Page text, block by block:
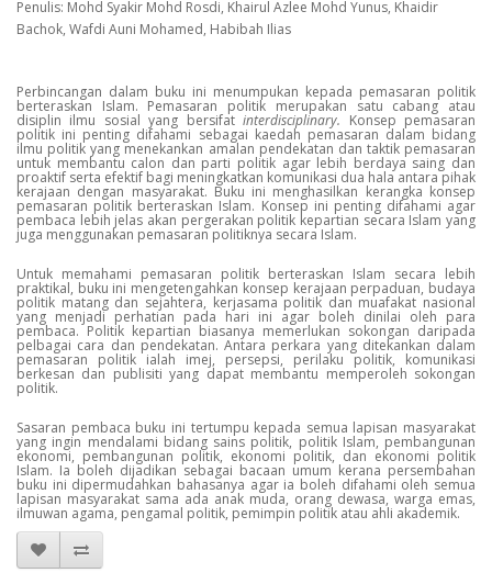
Penulis: Mohd Syakir Mohd Rosdi, Khairul Azlee Mohd Yunus, Khaidir
Bachok, Wafdi Auni Mohamed, Habibah Ilias
Perbincangan dalam buku ini menumpukan kepada pemasaran politik
berteraskan Islam. Pemasaran politik merupakan satu cabang atau
disiplin ilmu sosial yang bersifatinterdisciplinary. Konsep pemasaran
politik ini penting difahami sebagai kaedah pemasaran dalam bidang
ilmu politik yang menekankan amalan pendekatan dan taktik pemasaran
untuk membantu calon dan parti politik agar lebih berdaya saing dan
proaktif serta efektif bagi meningkatkan komunikasi dua hala antara pihak
kerajaan dengan masyarakat. Buku ini menghasilkan kerangka konsep
pemasaran politik berteraskan Islam. Konsep ini penting difahami agar
pembaca lebih jelas akan pergerakan politik kepartian secara Islam yang
juga menggunakan pemasaran politiknya secara Islam.
Untuk memahami pemasaran politik berteraskan Islam secara lebih
praktikal, buku ini mengetengahkan konsep kerajaan perpaduan, budaya
politik matang dan sejahtera, kerjasama politik dan muafakat nasional
yang menjadi perhatian pada hari ini agar boleh dinilai oleh para
pembaca. Politik kepartian biasanya memerlukan sokongan daripada
pelbagai cara dan pendekatan. Antara perkara yang ditekankan dalam
pemasaran politik ialah imej, persepsi, perilaku politik, komunikasi
berkesan dan publisiti yang dapat membantu memperoleh sokongan
politik.
Sasaran pembaca buku ini tertumpu kepada semua lapisan masyarakat
yang ingin mendalami bidang sains politik, politik Islam, pembangunan
ekonomi, pembangunan politik, ekonomi politik, dan ekonomi politik
Islam. Ia boleh dijadikan sebagai bacaan umum kerana persembahan
buku ini dipermudahkan bahasanya agar ia boleh difahami oleh semua
lapisan masyarakat sama ada anak muda, orang dewasa, warga emas,
ilmuwan agama, pengamal politik, pemimpin politik atau ahli akademik.